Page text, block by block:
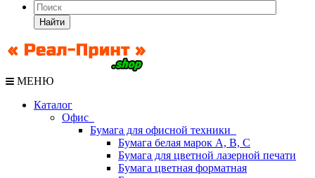
Найти
МЕНЮ
Каталог
Офис
Бумага для офисной техники
Бумага белая марок А, В, С
Бумага для цветной лазерной печати
Бумага цветная форматная